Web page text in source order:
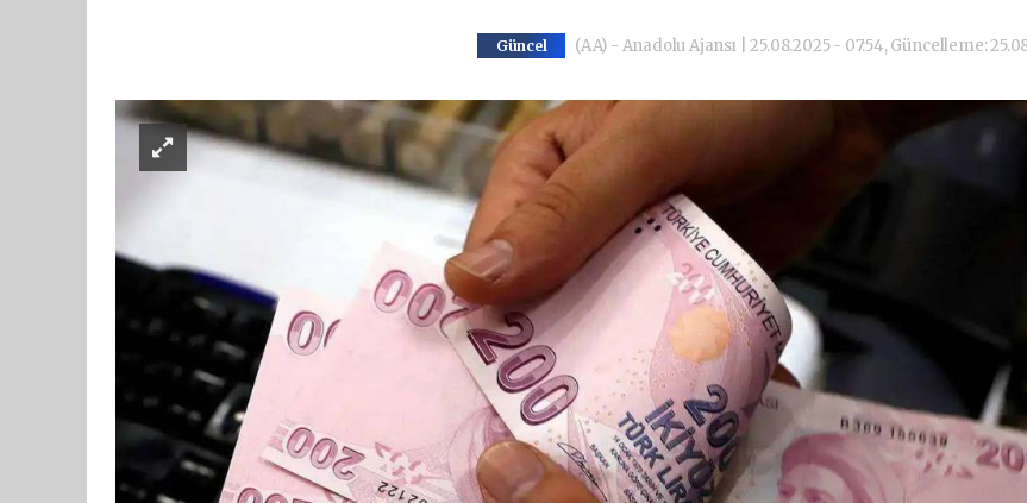
Güncel (AA) - Anadolu Ajansı | 25.08.2025 - 07:54, Güncelleme: